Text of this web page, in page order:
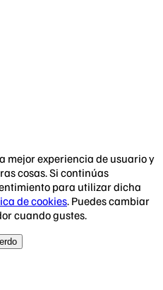
mejor experiencia de usuario y
cosas. Si continúas
para utilizar dicha
de cookies. Puedes cambiar
cuando gustes.